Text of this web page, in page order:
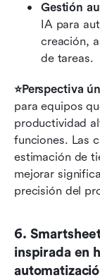
Gestión
IA para
creación,
de tareas.
⭐Perspectiva
para equipos
productividad
funciones. Las
estimación de
mejorar
precisión del
6.
inspirada en